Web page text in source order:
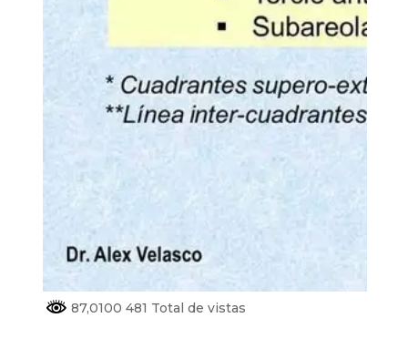
87,0100 481 Total de vistas